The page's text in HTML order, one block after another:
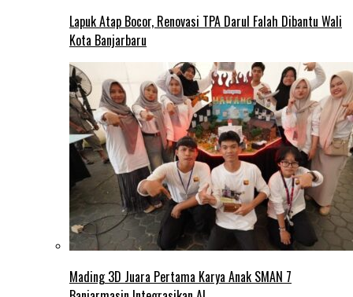
Lapuk Atap Bocor, Renovasi TPA Darul Falah Dibantu Wali
Kota Banjarbaru
Mading 3D Juara Pertama Karya Anak SMAN 7